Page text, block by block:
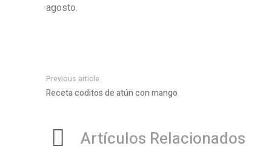
agosto.
Previous article
Receta coditos de atún con mango
Artículos Relacionados